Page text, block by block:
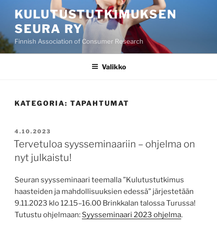
sisältöönKULUTUSTUTKIMUKSEN
SEURA RY
Finnish Association of Consumer Research
Valikko
KATEGORIA: TAPAHTUMAT
JULKAISTU
4.10.2023
Tervetuloa syysseminaariin – ohjelma on
nyt julkaistu!
Seuran syysseminaari teemalla ”Kulutustutkimus
haasteiden ja mahdollisuuksien edessä” järjestetään
9.11.2023 klo 12.15–16.00 Brinkkalan talossa Turussa!
Tutustu ohjelmaan: Syysseminaari 2023 ohjelma.